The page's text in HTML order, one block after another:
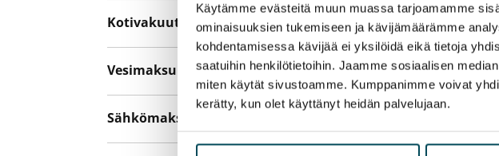
Käytämme evästeitä muun muassa tarjoamamme
ominaisuuksien tukemiseen ja kävijämäärämme
kohdentamisessa kävijää ei yksilöidä eikä tietoja
saatuihin henkilötietoihin. Jaamme sosiaalisen
miten käytät sivustoamme. Kumppanimme voivat
kerätty, kun olet käyttänyt heidän palvelujaan.
Kotivakuutus Pakollinen, ei sisälly vuokraan
Vesimaksu 27 €/hlö/kk
Sähkömaksu